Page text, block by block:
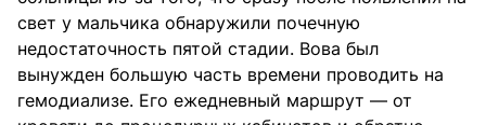
свет у мальчика обнаружили почечную
недостаточность пятой стадии. Вова был
вынужден большую часть времени проводить на
гемодиализе. Его ежедневный маршрут — от